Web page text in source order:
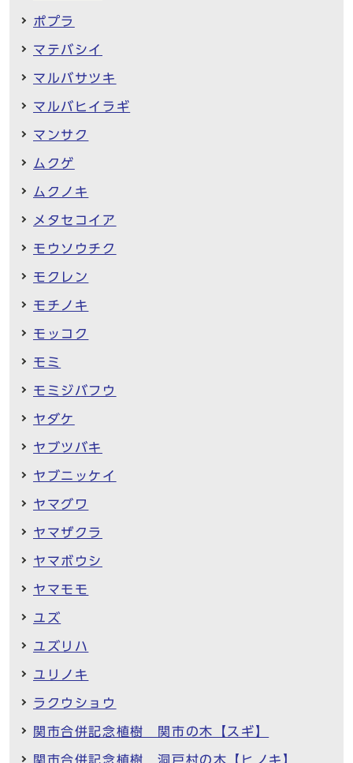
ポプラ
マテバシイ
マルバサツキ
マルバヒイラギ
マンサク
ムクゲ
ムクノキ
メタセコイア
モウソウチク
モクレン
モチノキ
モッコク
モミ
モミジバフウ
ヤダケ
ヤブツバキ
ヤブニッケイ
ヤマグワ
ヤマザクラ
ヤマボウシ
ヤマモモ
ユズ
ユズリハ
ユリノキ
ラクウショウ
関市合併記念植樹 関市の木【スギ】
関市合併記念植樹 洞戸村の木【ヒノキ】